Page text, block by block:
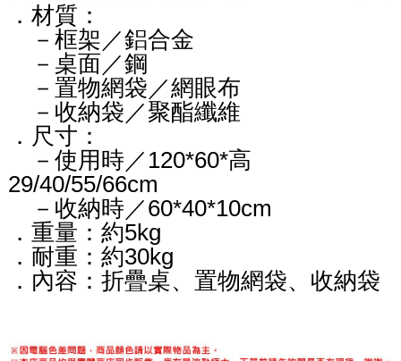
．材質：
－框架／鋁合金
－桌面／鋼
－置物網袋／網眼布
－收納袋／聚酯纖維
．尺寸：
－使用時／120*60*高
29/40/55/66cm
－收納時／60*40*10cm
．重量：約5kg
．耐重：約30kg
．內容：折疊桌、置物網袋、收納袋